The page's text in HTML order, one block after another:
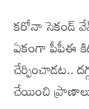
కరోనా సెకండ్
ఏకంగా పీపీఈ
చేర్పించాడట..
చేయించి